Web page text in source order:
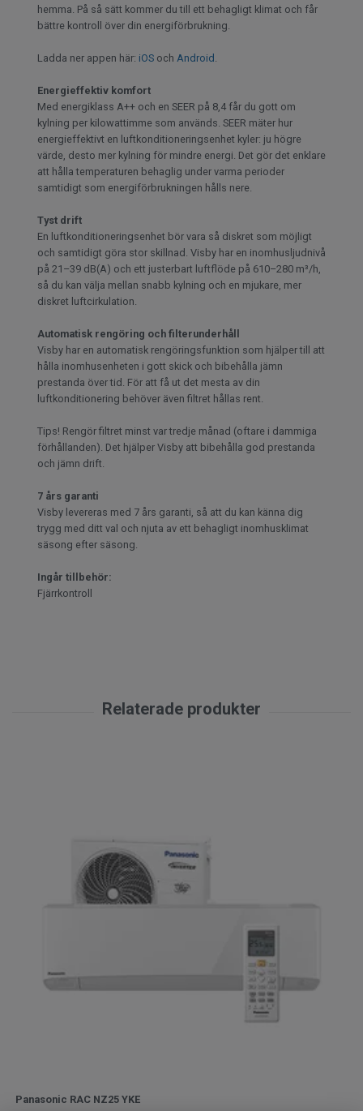
hemma. På så sätt kommer du till ett behagligt klimat och får
bättre kontroll över din energiförbrukning.
Ladda ner appen här: iOS och Android
Energieffektiv komfort
Med energiklass A++ och en SEER på 8,4 får du gott om
kylning per kilowattimme som används. SEER mäter hur
energieffektivt en luftkonditioneringsenhet kyler: ju högre
värde, desto mer kylning för mindre energi. Det gör det enklare
att hålla temperaturen behaglig under varma perioder
samtidigt som energiförbrukningen hålls nere.
Tyst drift
En luftkonditioneringsenhet bör vara så diskret som möjligt
och samtidigt göra stor skillnad. Visby har en inomhusljudnivå
på 21–39 dB(A) och ett justerbart luftflöde på 610–280 m³/h,
så du kan välja mellan snabb kylning och en mjukare, mer
diskret luftcirkulation.
Automatisk rengöring och filterunderhåll
Visby har en automatisk rengöringsfunktion som hjälper till att
hålla inomhusenheten i gott skick och bibehålla jämn
prestanda över tid. För att få ut det mesta av din
luftkonditionering behöver även filtret hållas rent.
Tips! Rengör filtret minst var tredje månad (oftare i dammiga
förhållanden). Det hjälper Visby att bibehålla god prestanda
och jämn drift.
7 års garanti
Visby levereras med 7 års garanti, så att du kan känna dig
trygg med ditt val och njuta av ett behagligt inomhusklimat
säsong efter säsong.
Ingår tillbehör:
Fjärrkontroll
Panasonic RAC NZ25 YKE